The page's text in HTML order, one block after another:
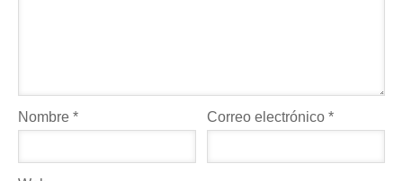
Nombre * Correo electrónico*